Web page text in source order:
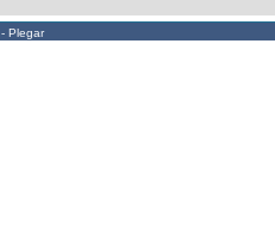
- Plegar